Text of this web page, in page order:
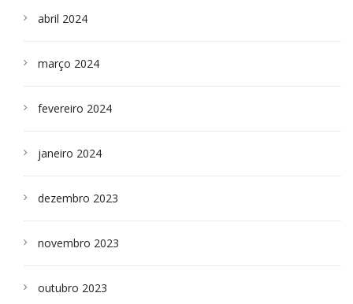
abril 2024
março 2024
fevereiro 2024
janeiro 2024
dezembro 2023
novembro 2023
outubro 2023